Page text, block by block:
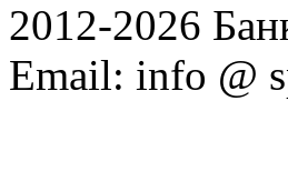
2012-2026
Email: info @